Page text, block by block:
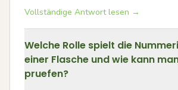
Vollständige Antwort lesen →
Welche Rolle spielt die
einer Flasche und wie kann
pruefen?